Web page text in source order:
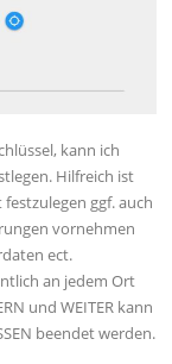
kann ich
Hilfreich ist
ggf. auch
vornehmen
ect.
an jedem Ort
und WEITER kann
beendet werden.